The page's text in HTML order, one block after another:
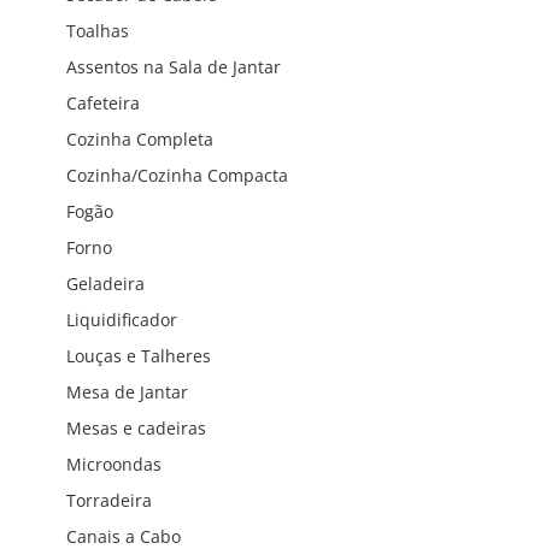
Toalhas
Assentos na Sala de Jantar
Cafeteira
Cozinha Completa
Cozinha/Cozinha Compacta
Fogão
Forno
Geladeira
Liquidificador
Louças e Talheres
Mesa de Jantar
Mesas e cadeiras
Microondas
Torradeira
Canais a Cabo